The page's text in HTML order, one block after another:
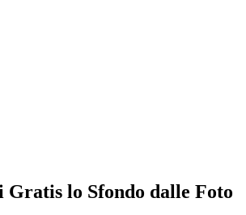
lo Sfondo dalle Foto